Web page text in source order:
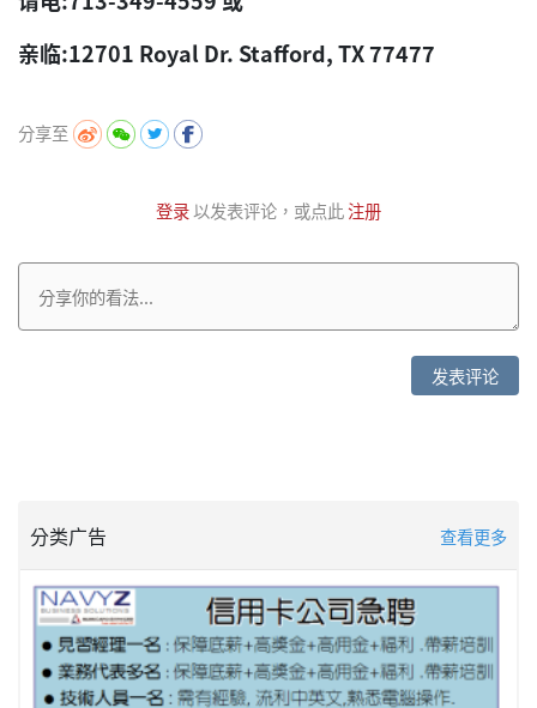
亲临:12701 Royal Dr. Stafford, TX 77477
分享至
登录以发表评论，或点此注册
发表评论
分类广告 查看更多